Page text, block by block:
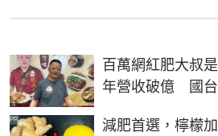
百萬網紅肥大叔
年營收破億 國台
減肥首選，檸檬
PR